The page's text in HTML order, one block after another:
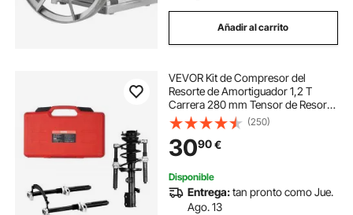
Añadir al carrito
VEVOR Kit de Compresor del
Resorte de Amortiguador 1,2 T
Carrera 280 mm Tensor de Resorte
de Acero 1 Par con Caja de
Herramientas y Soporte de
Seguridad para Desmontar
Resortes de Suspensión de Coches
(250)
3090€
Disponible
Entrega:tan pronto como Jue.
Ago. 13